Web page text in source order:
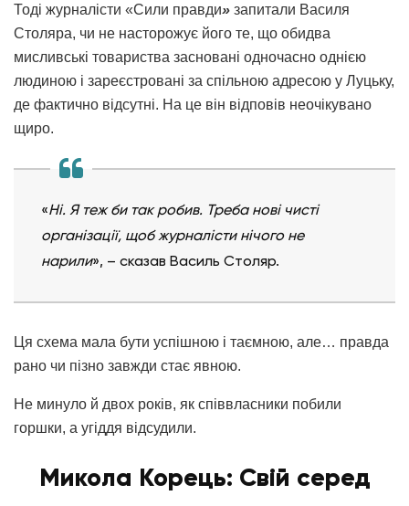
Тоді журналісти «Сили правди» запитали Василя
Столяра, чи не насторожує його те, що обидва
мисливські товариства засновані одночасно однією
людиною і зареєстровані за спільною адресою у Луцьку,
де фактично відсутні. На це він відповів неочікувано
щиро.
«Ні. Я теж би так робив. Треба нові чисті
організації, щоб журналісти нічого не
нарили», – сказав Василь Столяр.
Ця схема мала бути успішною і таємною, але… правда
рано чи пізно завжди стає явною.
Не минуло й двох років, як співвласники побили
горшки, а угіддя відсудили.
Микола Корець: Свій серед